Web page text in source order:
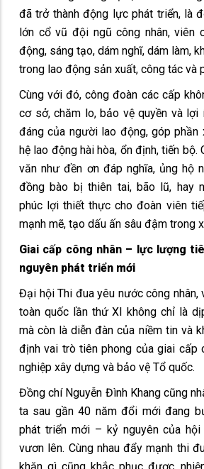
đã trở thành động lực phát triển, là
lớn cổ vũ đội ngũ công nhân, viên
động, sáng tạo, dám nghĩ, dám làm,
trong lao động sản xuất, công tác và
Cùng với đó, công đoàn các cấp
cơ sở, chăm lo, bảo vệ quyền và lợi
đáng của người lao động, góp phần
hệ lao động hài hòa, ổn định, tiến bộ.
văn như đền ơn đáp nghĩa, ủng hộ
đồng bào bị thiên tai, bão lũ, hay
phúc lợi thiết thực cho đoàn viên
mạnh mẽ, tạo dấu ấn sâu đậm trong
Giai cấp công nhân – lực lượng
nguyên phát triển mới
Đại hội Thi đua yêu nước công nhân,
toàn quốc lần thứ XI không chỉ là
mà còn là diễn đàn của niềm tin và
định vai trò tiên phong của giai cấp
nghiệp xây dựng và bảo vệ Tổ quốc.
Đồng chí Nguyễn Đình Khang cũng
ta sau gần 40 năm đổi mới đang
phát triển mới – kỷ nguyên của
vươn lên. Cùng nhau đẩy mạnh thi